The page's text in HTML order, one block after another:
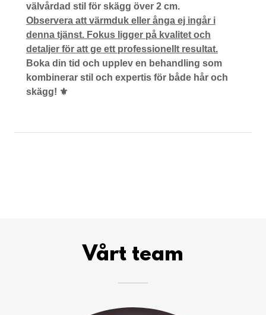
välvårdad stil för skägg över 2 cm.
Observera att värmduk eller ånga ej ingår i
denna tjänst. Fokus ligger på kvalitet och
detaljer för att ge ett professionellt resultat.
Boka din tid och upplev en behandling som
kombinerar stil och expertis för både hår och
skägg! ⚜️
Vårt team